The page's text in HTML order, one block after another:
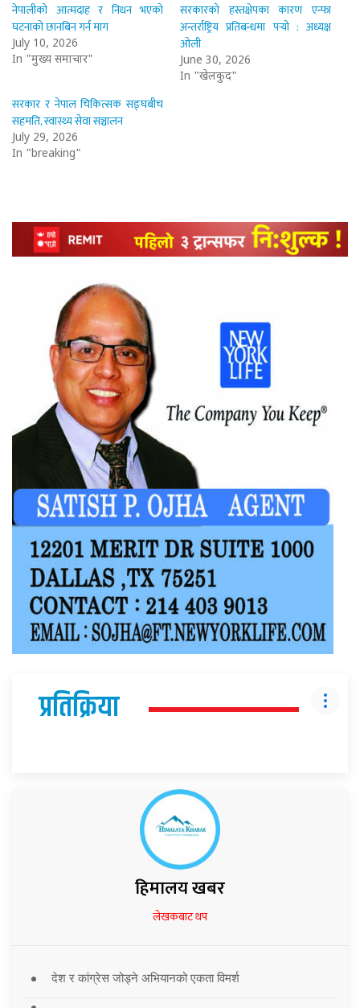
नेपालीको आत्मदाह र निधन भएको
घटनाको छानबिन गर्न माग
July 10, 2026
In "मुख्य समाचार"
सरकारको हस्तक्षेपका कारण एन्फा
अन्तर्राष्ट्रिय प्रतिबन्धमा पर्‍यो : अध्यक्ष
ओली
June 30, 2026
In "खेलकुद"
सरकार र नेपाल चिकित्सक सङ्घबीच
सहमति, स्वास्थ्य सेवा सञ्चालन
July 29, 2026
In "breaking"
प्रतिक्रिया
हिमालय खबर
लेखकबाट थप
देश र कांग्रेस जोड्ने अभियानको एकता विमर्श